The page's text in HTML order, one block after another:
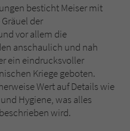
besticht Meiser mit
der
vor allem die
anschaulich und nah
ein eindrucksvoller
Kriege geboten.
Wert auf Details wie
Hygiene, was alles
wird.